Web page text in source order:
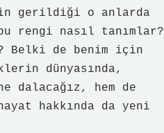
gerildiği o anlarda
rengi nasıl tanımlar?
Belki de benim için
dünyasında,
dalacağız, hem de
hakkında da yeni